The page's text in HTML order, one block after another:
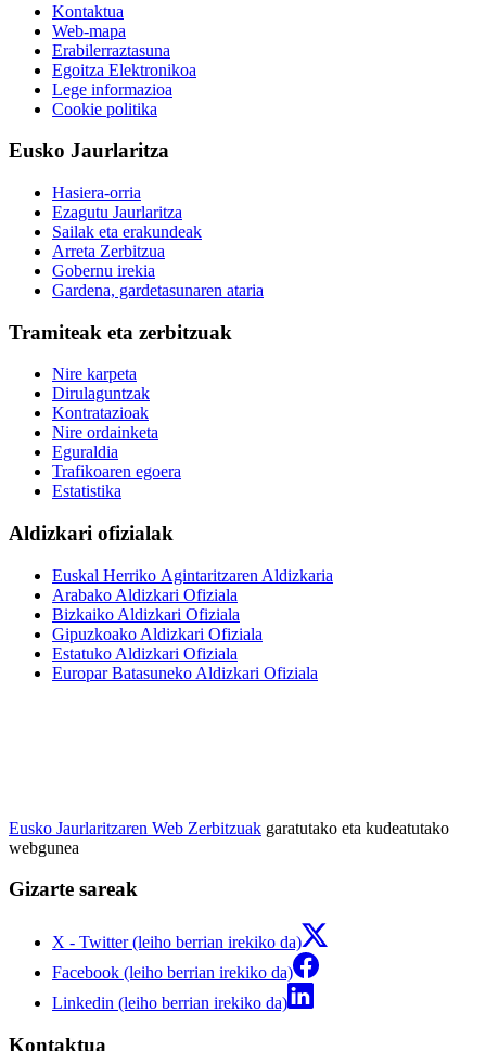
Kontaktua
Web-mapa
Erabilerraztasuna
Egoitza Elektronikoa
Lege informazioa
Cookie politika
Eusko Jaurlaritza
Hasiera-orria
Ezagutu Jaurlaritza
Sailak eta erakundeak
Arreta Zerbitzua
Gobernu irekia
Gardena, gardetasunaren ataria
Tramiteak eta zerbitzuak
Nire karpeta
Dirulaguntzak
Kontratazioak
Nire ordainketa
Eguraldia
Trafikoaren egoera
Estatistika
Aldizkari ofizialak
Euskal Herriko Agintaritzaren Aldizkaria
Arabako Aldizkari Ofiziala
Bizkaiko Aldizkari Ofiziala
Gipuzkoako Aldizkari Ofiziala
Estatuko Aldizkari Ofiziala
Europar Batasuneko Aldizkari Ofiziala
Eusko Jaurlaritzaren Web Zerbitzuak garatutako eta kudeatutako
webgunea
Gizarte sareak
X - Twitter (leiho berrian irekiko da)
Facebook (leiho berrian irekiko da)
Linkedin (leiho berrian irekiko da)
Kontaktua